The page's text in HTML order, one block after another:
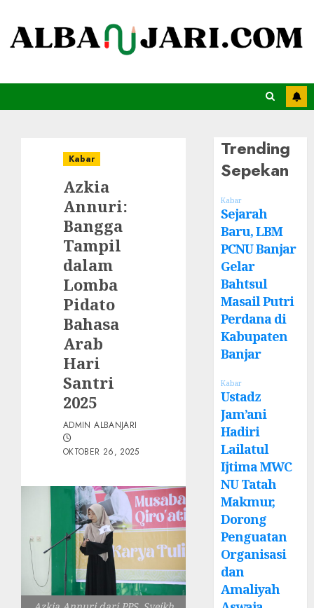
Kabar
Azkia
Annuri:
Bangga
Tampil
dalam
Lomba
Pidato
Bahasa
Arab
Hari
Santri
2025
ADMIN ALBANJARI
OKTOBER 26, 2025
Trending
Sepekan
Kabar
Sejarah
Baru, LBM
PCNU Banjar
Gelar
Bahtsul
Masail Putri
Perdana di
Kabupaten
Banjar
Kabar
Ustadz
Jam’ani
Hadiri
Lailatul
Ijtima MWC
NU Tatah
Makmur,
Dorong
Penguatan
Organisasi
dan
Amaliyah